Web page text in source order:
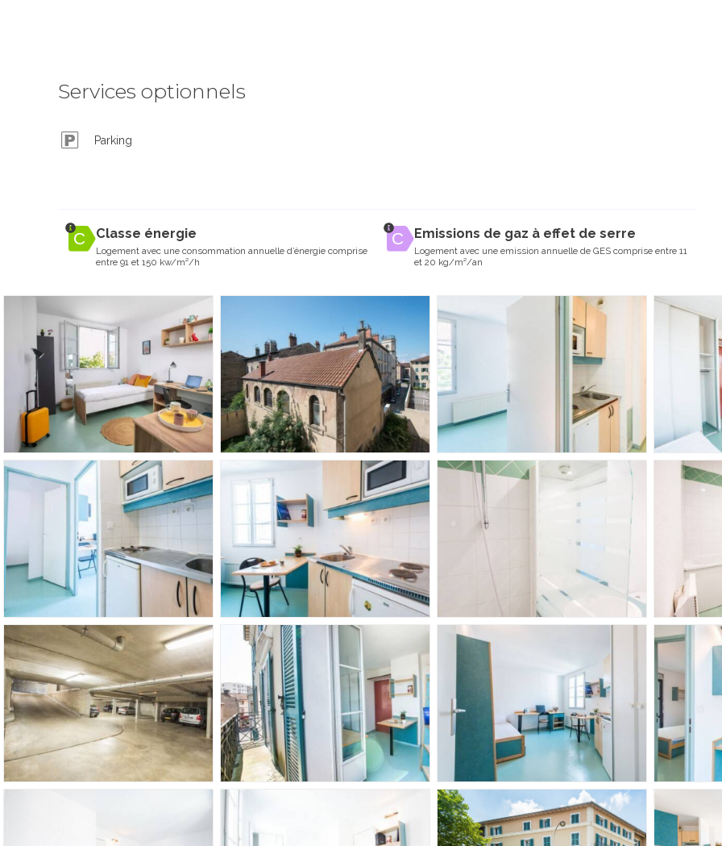
Services optionnels
Parking
Classe énergie
Logement avec une consommation annuelle d’énergie comprise
entre 91 et 150 kw/m²/h
Emissions de gaz à effet de serre
Logement avec une emission annuelle de GES comprise entre 11
et 20 kg/m²/an